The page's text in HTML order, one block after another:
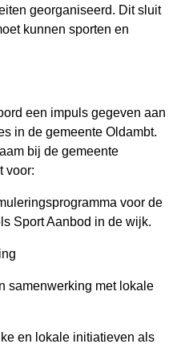
georganiseerd. Dit sluit
kunnen sporten en
een impuls gegeven aan
in de gemeente Oldambt.
bij de gemeente
voor:
voor de
Sport Aanbod in de wijk.
samenwerking met lokale
en lokale initiatieven als